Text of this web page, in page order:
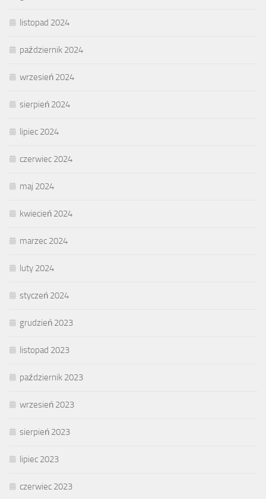
listopad 2024
październik 2024
wrzesień 2024
sierpień 2024
lipiec 2024
czerwiec 2024
maj 2024
kwiecień 2024
marzec 2024
luty 2024
styczeń 2024
grudzień 2023
listopad 2023
październik 2023
wrzesień 2023
sierpień 2023
lipiec 2023
czerwiec 2023